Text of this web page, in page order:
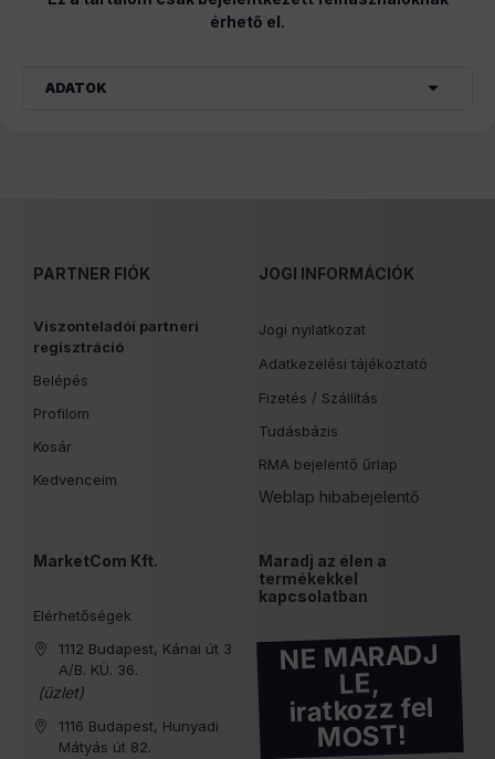
érhető el.
ADATOK
PARTNER FIÓK
Viszonteladói partneri
regisztráció
Belépés
Profilom
Kosár
Kedvenceim
JOGI INFORMÁCIÓK
Jogi nyilatkozat
Adatkezelési tájékoztató
Fizetés / Szállítás
Tudásbázis
RMA bejelentő űrlap
Weblap hibabejelentő
MarketCom Kft.
Elérhetőségek
1112 Budapest, Kánai út 3
A/B. KÜ. 36.
(üzlet)
1116 Budapest, Hunyadi
Mátyás út 82.
Maradj az élen a
termékekkel
kapcsolatban
NE MARADJ
LE,
iratkozz fel
MOST!